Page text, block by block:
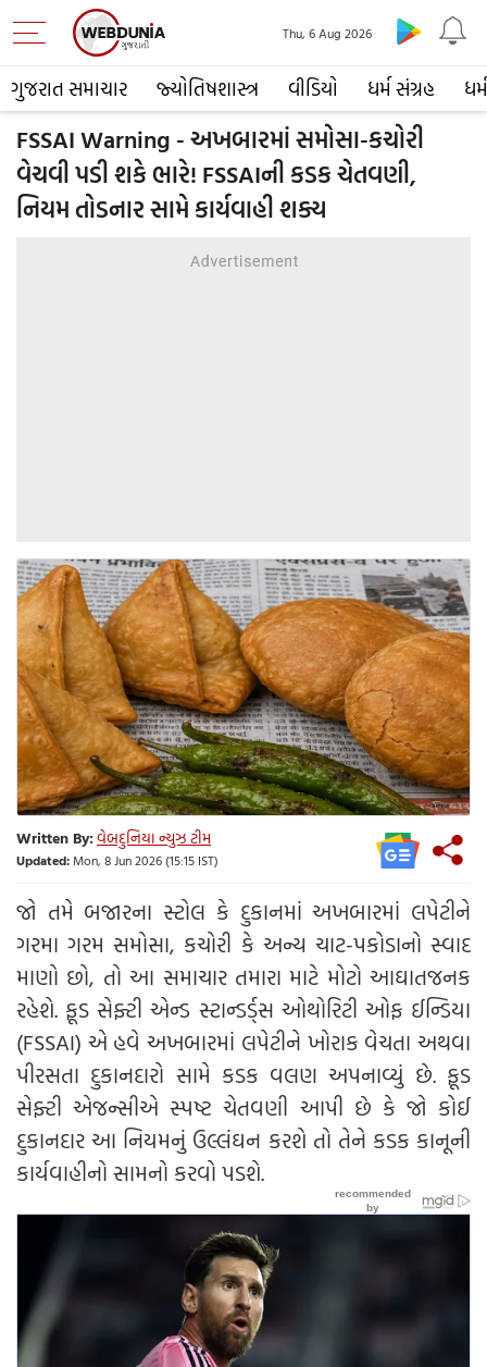
ગુજરાત સમાચાર જ્યોતિષશાસ્ત્ર વીડિયો ધર્મ સંગ્રહ ધર્મ
Thu, 6 Aug 2026
FSSAI Warning - અખબારમાં સમોસા-કચોરી
વેચવી પડી શકે ભારે! FSSAIની કડક ચેતવણી,
નિયમ તોડનાર સામે કાર્યવાહી શક્ય
Written By:વેબદુનિયા ન્યુઝ ટીમ
Updated:Mon, 8 Jun 2026 (15:15 IST)
જો તમે બજારના સ્ટોલ કે દુકાનમાં અખબારમાં લપેટીને
ગરમા ગરમ સમોસા, કચોરી કે અન્ય ચાટ-પકોડાનો સ્વાદ
માણો છો, તો આ સમાચાર તમારા માટે મોટો આઘાતજનક
રહેશે. ફૂડ સેફ્ટી એન્ડ સ્ટાન્ડર્ડ્સ ઓથોરિટી ઓફ ઈન્ડિયા
(FSSAI) એ હવે અખબારમાં લપેટીને ખોરાક વેચતા અથવા
પીરસતા દુકાનદારો સામે કડક વલણ અપનાવ્યું છે. ફૂડ
સેફ્ટી એજન્સીએ સ્પષ્ટ ચેતવણી આપી છે કે જો કોઈ
દુકાનદાર આ નિયમનું ઉલ્લંઘન કરશે તો તેને કડક કાનૂની
કાર્યવાહીનો સામનો કરવો પડશે.